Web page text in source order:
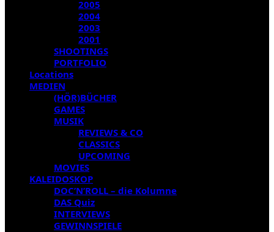
2005
2004
2003
2001
SHOOTINGS
PORTFOLIO
Locations
MEDIEN
(HÖR)BÜCHER
GAMES
MUSIK
REVIEWS & CO
CLASSICS
UPCOMING
MOVIES
KALEIDOSKOP
DOC’N’ROLL – die Kolumne
DAS Quiz
INTERVIEWS
GEWINNSPIELE